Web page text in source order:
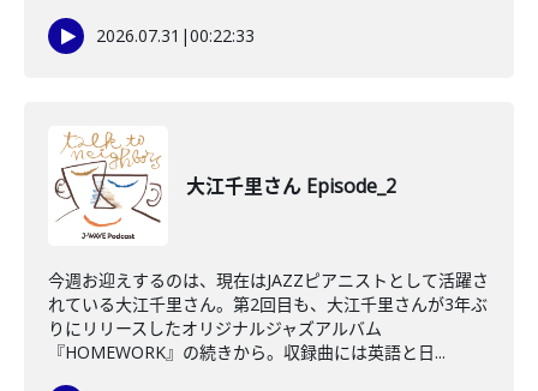
2026.07.31 |00:22:33
大江千里さん Episode_2
今週お迎えするのは、現在はJAZZピアニストとして活躍さ
れている大江千里さん。第2回目も、大江千里さんが3年ぶ
りにリリースしたオリジナルジャズアルバム
『HOMEWORK』の続きから。収録曲には英語と日...